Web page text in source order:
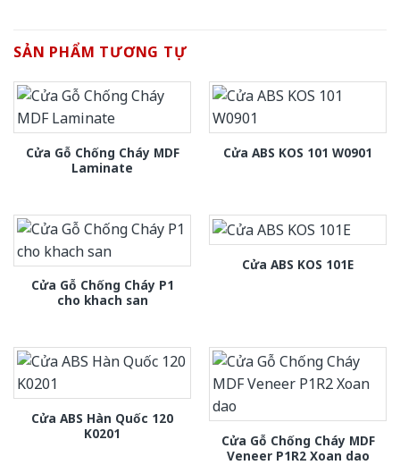
SẢN PHẨM TƯƠNG TỰ
Cửa Gỗ Chống Cháy MDF
Laminate
Cửa ABS KOS 101 W0901
Cửa Gỗ Chống Cháy P1
cho khach san
Cửa ABS KOS 101E
Cửa ABS Hàn Quốc 120
K0201
Cửa Gỗ Chống Cháy MDF
Veneer P1R2 Xoan dao